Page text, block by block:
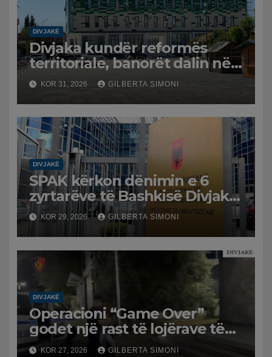
DIVJAKË
Divjaka kundër reformës
territoriale, banorët dalin në
protestë.
KOR 31, 2026 GILBERTA SIMONI
DIVJAKË
SPAK kërkon dënimin e 6
zyrtarëve të Bashkisë Divjakë
për shkelje në tendera
KOR 29, 2026 GILBERTA SIMONI
DIVJAKË
Operacioni “Game Over”
godet një rast të lojërave të
fatit në Divjakë
KOR 27, 2026 GILBERTA SIMONI